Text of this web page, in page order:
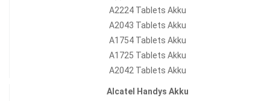
A2224 Tablets Akku
A2043 Tablets Akku
A1754 Tablets Akku
A1725 Tablets Akku
A2042 Tablets Akku
Alcatel Handys Akku